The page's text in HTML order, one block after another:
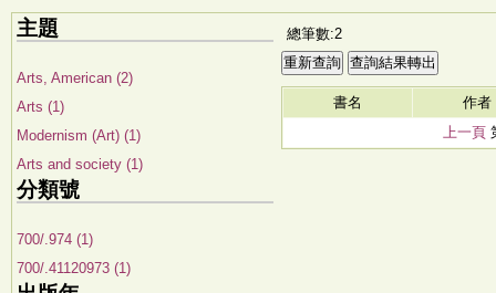
主題
Arts, American (2)
Arts (1)
Modernism (Art) (1)
Arts and society (1)
分類號
700/.974 (1)
700/.41120973 (1)
總筆數:2
書名
作者
上一頁